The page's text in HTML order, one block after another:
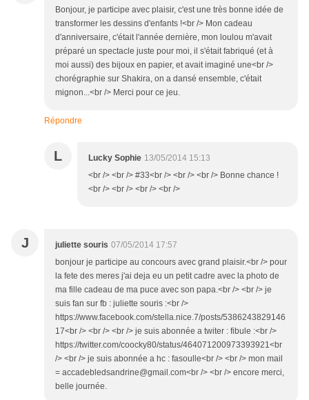
Bonjour, je participe avec plaisir, c'est une très bonne idée de
transformer les dessins d'enfants !<br /> Mon cadeau
d'anniversaire, c'était l'année dernière, mon loulou m'avait
préparé un spectacle juste pour moi, il s'était fabriqué (et à
moi aussi) des bijoux en papier, et avait imaginé une<br />
chorégraphie sur Shakira, on a dansé ensemble, c'était
mignon...<br /> Merci pour ce jeu.
Répondre
L Lucky Sophie 13/05/2014 15:13
<br /> <br /> #33<br /> <br /> <br /> Bonne chance !
<br /> <br /> <br /> <br />
J juliette souris 07/05/2014 17:57
bonjour je participe au concours avec grand plaisir.<br /> pour
la fete des meres j'ai deja eu un petit cadre avec la photo de
ma fille cadeau de ma puce avec son papa.<br /> <br /> je
suis fan sur fb : juliette souris :<br />
https://www.facebook.com/stella.nice.7/posts/5386243829146
17<br /> <br /> <br /> je suis abonnée a twiter : fibule :<br />
https://twitter.com/coocky80/status/464071200973393921<br
/> <br /> je suis abonnée a hc : fasoulle<br /> <br /> mon mail
= accadebledsandrine@gmail.com<br /> <br /> encore merci,
belle journée.